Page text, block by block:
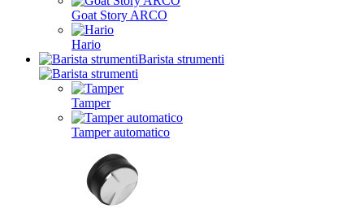
Goat Story ARCO
Hario
Barista strumenti
Tamper
Tamper automatico